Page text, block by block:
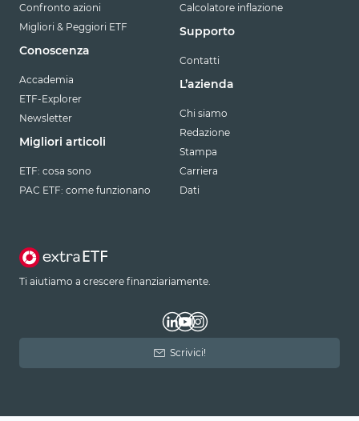
Confronto azioni
Migliori & Peggiori ETF
Conoscenza
Accademia
ETF-Explorer
Newsletter
Migliori articoli
ETF: cosa sono
PAC ETF: come funzionano
Calcolatore inflazione
Supporto
Contatti
L’azienda
Chi siamo
Redazione
Stampa
Carriera
Dati
Ti aiutiamo a crescere finanziariamente.
Scrivici!